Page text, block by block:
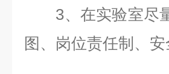
3、在实验室尽量
图、岗位责任制、